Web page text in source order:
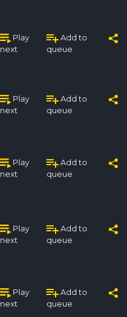
Play
next
Add to
queue
Play
next
Add to
queue
Play
next
Add to
queue
Play
next
Add to
queue
Play
next
Add to
queue